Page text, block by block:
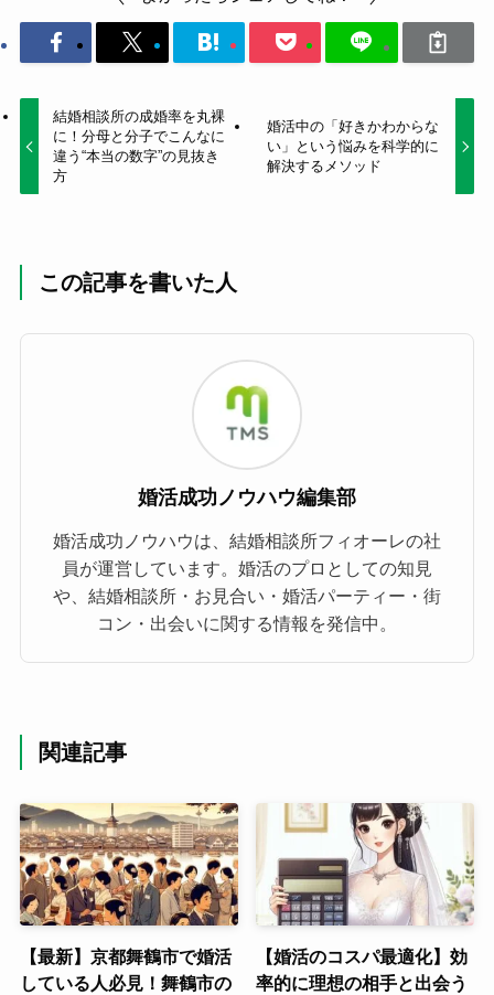
結婚相談所の成婚率を丸裸
に！分母と分子でこんなに
違う“本当の数字”の見抜き
方
婚活中の「好きかわからな
い」という悩みを科学的に
解決するメソッド
この記事を書いた人
婚活成功ノウハウ編集部
婚活成功ノウハウは、結婚相談所フィオーレの社
員が運営しています。婚活のプロとしての知見
や、結婚相談所・お見合い・婚活パーティー・街
コン・出会いに関する情報を発信中。
関連記事
【最新】京都舞鶴市で婚活
している人必見！舞鶴市の
【婚活のコスパ最適化】効
率的に理想の相手と出会う